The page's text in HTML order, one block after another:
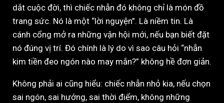
dắt cuộc đời, thì chiếc nhẫn đó không chỉ là món đồ
trang sức. Nó là một “lời nguyện”. Là niềm tin. Là
cánh cổng mở ra những vận hội mới, nếu bạn biết đặt
nó đúng vị trí. Đó chính là lý do vì sao câu hỏi “nhẫn
kim tiền đeo ngón nào may mắn?” không hề đơn giản.
Không phải ai cũng hiểu: chiếc nhẫn nhỏ kia, nếu chọn
sai ngón, sai hướng, sai thời điểm, không những